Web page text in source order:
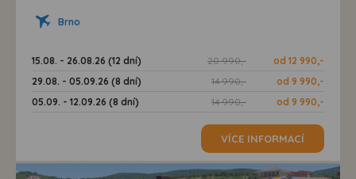
Brno
15.08. - 26.08.26 (12 dní) 20 990,-
od 12 990,-
29.08. - 05.09.26 (8 dní)
14 990,-
od 9 990,-
05.09. - 12.09.26 (8 dní)
14 990,- od 9 990,-
VÍCE INFORMACÍ